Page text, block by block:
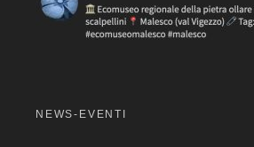
NEWS-EVENTI